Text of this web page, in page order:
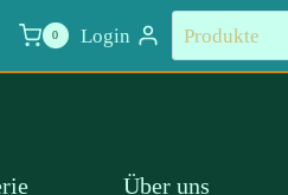
0 Login
Suchen
nach:
Über uns